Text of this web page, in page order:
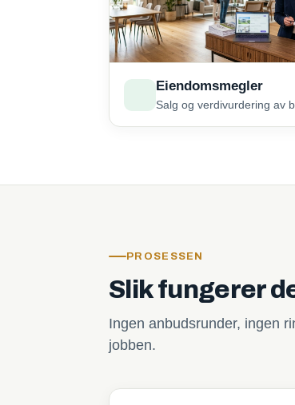
Eiendomsmegler
Salg og verdivurdering av
PROSESSEN
Slik fungerer
Ingen anbudsrunder, ingen
jobben.